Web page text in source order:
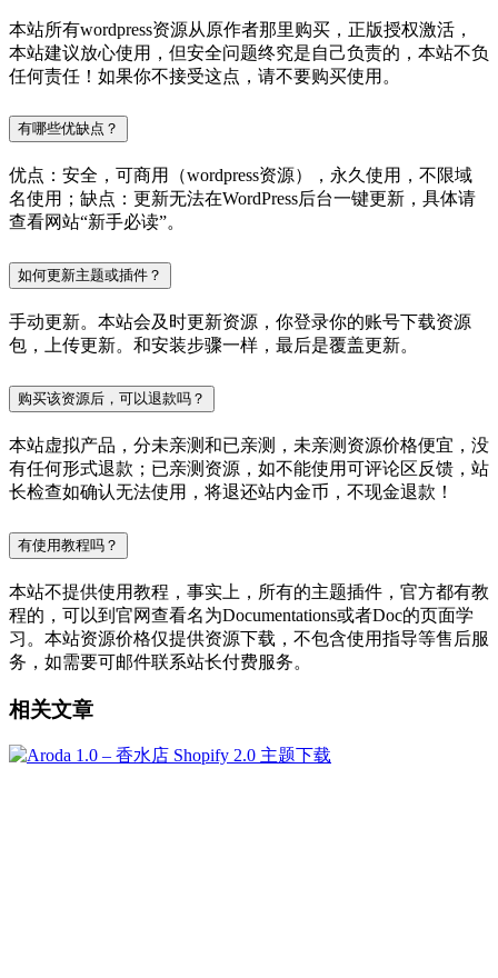
本站所有wordpress资源从原作者那里购买，正版授权激活，
本站建议放心使用，但安全问题终究是自己负责的，本站不负
任何责任！如果你不接受这点，请不要购买使用。
有哪些优缺点？
优点：安全，可商用（wordpress资源），永久使用，不限域
名使用；缺点：更新无法在WordPress后台一键更新，具体请
查看网站“新手必读”。
如何更新主题或插件？
手动更新。本站会及时更新资源，你登录你的账号下载资源
包，上传更新。和安装步骤一样，最后是覆盖更新。
购买该资源后，可以退款吗？
本站虚拟产品，分未亲测和已亲测，未亲测资源价格便宜，没
有任何形式退款；已亲测资源，如不能使用可评论区反馈，站
长检查如确认无法使用，将退还站内金币，不现金退款！
有使用教程吗？
本站不提供使用教程，事实上，所有的主题插件，官方都有教
程的，可以到官网查看名为Documentations或者Doc的页面学
习。本站资源价格仅提供资源下载，不包含使用指导等售后服
务，如需要可邮件联系站长付费服务。
相关文章